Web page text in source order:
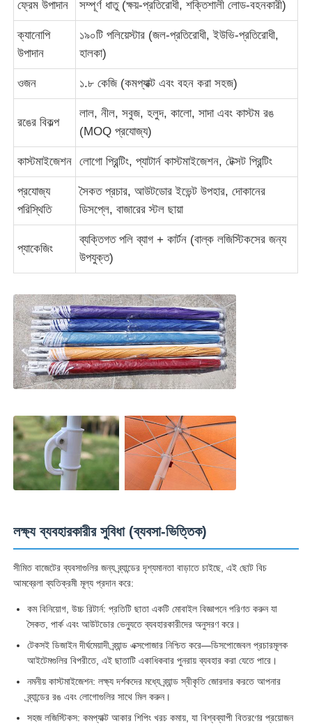
ইউভি প্রতিরোধী ছাতা
বাচ্চাদের ছাতা
সৈকত ছাতা
সৃজনশীল ছাতা
ফ্রেম উপাদান সম্পূর্ণ ধাতু (ক্ষয়-প্রতিরোধী, শক্তিশালী লোড-বহনকারী)
ক্যানোপি
উপাদান
১৯০টি পলিয়েস্টার (জল-প্রতিরোধী, ইউভি-প্রতিরোধী,
হালকা)
ওজন ১.৮ কেজি (কমপ্যাক্ট এবং বহন করা সহজ)
রঙের বিকল্প
লাল, নীল, সবুজ, হলুদ, কালো, সাদা এবং কাস্টম রঙ
(MOQ প্রযোজ্য)
কাস্টমাইজেশন লোগো প্রিন্টিং, প্যাটার্ন কাস্টমাইজেশন, টেক্সট প্রিন্টিং
প্রযোজ্য
পরিস্থিতি
সৈকত প্রচার, আউটডোর ইভেন্ট উপহার, দোকানের
ডিসপ্লে, বাজারের স্টল ছায়া
প্যাকেজিং
ব্যক্তিগত পলি ব্যাগ + কার্টন (বাল্ক লজিস্টিকসের জন্য
উপযুক্ত)
লক্ষ্য ব্যবহারকারীর সুবিধা (ব্যবসা-ভিত্তিক)
সীমিত বাজেটের ব্যবসাগুলির জন্য ব্র্যান্ডের দৃশ্যমানতা বাড়াতে চাইছে, এই ছোট বিচ
আমব্রেলা ব্যতিক্রমী মূল্য প্রদান করে:
কম বিনিয়োগ, উচ্চ রিটার্ন: প্রতিটি ছাতা একটি মোবাইল বিজ্ঞাপনে পরিণত করুন যা
সৈকত, পার্ক এবং আউটডোর ভেন্যুতে ব্যবহারকারীদের অনুসরণ করে।
টেকসই ডিজাইন দীর্ঘমেয়াদী ব্র্যান্ড এক্সপোজার নিশ্চিত করে—ডিসপোজেবল প্রচারমূলক
আইটেমগুলির বিপরীতে, এই ছাতাটি একাধিকবার পুনরায় ব্যবহার করা যেতে পারে।
নমনীয় কাস্টমাইজেশন: লক্ষ্য দর্শকদের মধ্যে ব্র্যান্ড স্বীকৃতি জোরদার করতে আপনার
ব্র্যান্ডের রঙ এবং লোগোগুলির সাথে মিল করুন।
সহজ লজিস্টিকস: কমপ্যাক্ট আকার শিপিং খরচ কমায়, যা বিশ্বব্যাপী বিতরণের প্রয়োজন